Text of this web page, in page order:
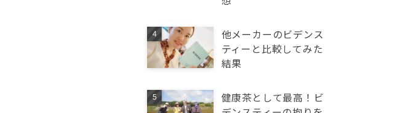
他メーカーのビデンス
ティーと比較してみた
結果
健康茶として最高！ビ